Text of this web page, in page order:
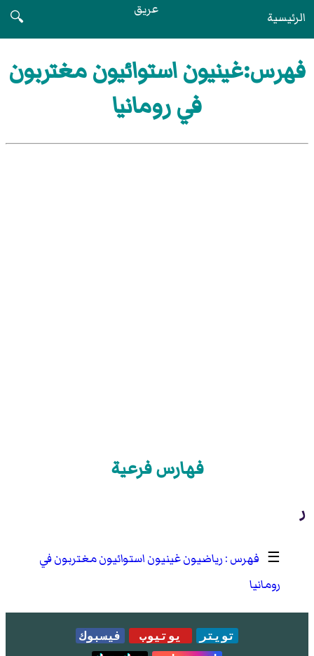
الرئيسية عريق
🔍
فهرس:غينيون استوائيون مغتربون
في رومانيا
فهارس فرعية
ر
☰
رياضيون غينيون استوائيون مغتربون في
رومانيا
تويتر يوتيوب
فيسبوك